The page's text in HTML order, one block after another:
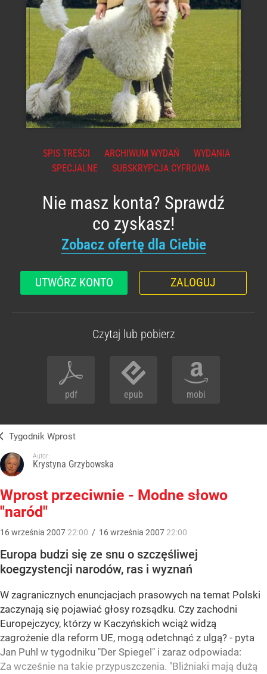
SPIS TREŚCI ARCHIWUM WYDAŃ
WYDANIA
SPECJALNE
SUBSKRYPCJA CYFROWA
Nie masz konta? Sprawdź
co zyskasz!
Zobacz ofertę dla Ciebie
UTWÓRZ KONTO ZALOGUJ
Czytaj lub pobierz
pdf epub mobi
Tygodnik Wprost
Autor:
Krystyna Grzybowska
Wprost przeciwnie - Modne słowo
"naród"
16września 2007 22:00 / 16września 2007 22:00
Europa budzi się ze snu o szczęśliwej
koegzystencji narodów, ras i wyznań
W zagranicznych enuncjacjach prasowych na temat Polski
zaczynają się pojawiać głosy rozsądku. Czy zachodni
Europejczycy, którzy w Kaczyńskich wciąż widzą
zagrożenie dla reform UE, mogą odetchnąć z ulgą? - pyta
Jan Puhl w tygodniku "Der Spiegel" i zaraz odpowiada:
Za wcześnie na takie przypuszczenia. "Bliźniaki mają dużą